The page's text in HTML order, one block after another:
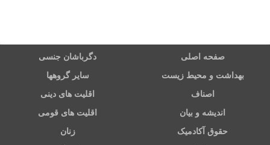
صفحه اصلی دگرباشان جنسی
بهداشت و محیط زیست سایر گروهها
اصناف اقلیت های دینی
اندیشه و بیان اقلیت های قومی
حقوق آکادمیک زنان